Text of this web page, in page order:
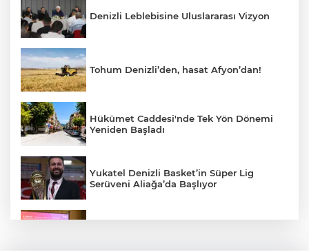
Denizli Leblebisine Uluslararası Vizyon
Tohum Denizli’den, hasat Afyon’dan!
Hükümet Caddesi'nde Tek Yön Dönemi
Yeniden Başladı
Yukatel Denizli Basket’in Süper Lig
Serüveni Aliağa’da Başlıyor